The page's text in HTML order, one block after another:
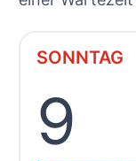
SONNTAG
9